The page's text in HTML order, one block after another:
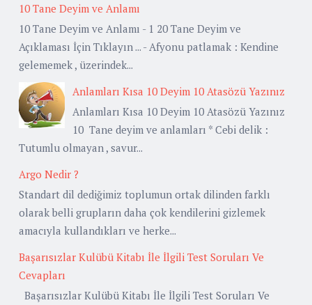
10 Tane Deyim ve Anlamı
10 Tane Deyim ve Anlamı - 1 20 Tane Deyim ve
Açıklaması İçin Tıklayın ... - Afyonu patlamak : Kendine
gelememek , üzerindek...
Anlamları Kısa 10 Deyim 10 Atasözü Yazınız
Anlamları Kısa 10 Deyim 10 Atasözü Yazınız
10 Tane deyim ve anlamları * Cebi delik :
Tutumlu olmayan , savur...
Argo Nedir ?
Standart dil dediğimiz toplumun ortak dilinden farklı
olarak belli grupların daha çok kendilerini gizlemek
amacıyla kullandıkları ve herke...
Başarısızlar Kulübü Kitabı İle İlgili Test Soruları Ve
Cevapları
Başarısızlar Kulübü Kitabı İle İlgili Test Soruları Ve